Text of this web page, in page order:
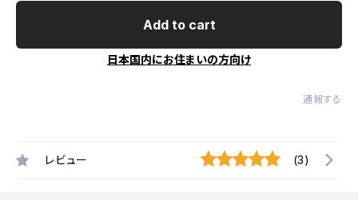
Add to cart
日本国内にお住まいの方向け
通報する
レビュー (3)